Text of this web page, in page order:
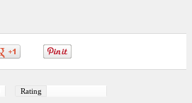
Rating